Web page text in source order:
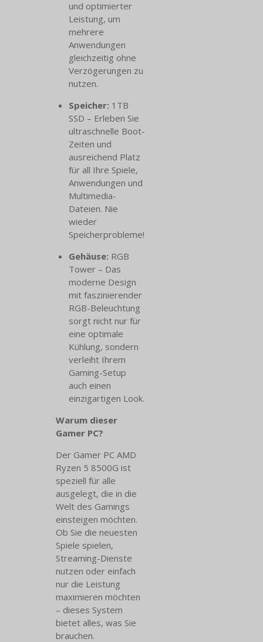
und optimierter
Leistung, um
mehrere
Anwendungen
gleichzeitig ohne
Verzögerungen zu
nutzen.
Speicher: 1TB
SSD – Erleben Sie
ultraschnelle Boot-
Zeiten und
ausreichend Platz
für all Ihre Spiele,
Anwendungen und
Multimedia-
Dateien. Nie
wieder
Speicherprobleme!
Gehäuse: RGB
Tower – Das
moderne Design
mit faszinierender
RGB-Beleuchtung
sorgt nicht nur für
eine optimale
Kühlung, sondern
verleiht Ihrem
Gaming-Setup
auch einen
einzigartigen Look.
Warum dieser
Gamer PC?
Der Gamer PC AMD
Ryzen 5 8500G ist
speziell für alle
ausgelegt, die in die
Welt des Gamings
einsteigen möchten.
Ob Sie die neuesten
Spiele spielen,
Streaming-Dienste
nutzen oder einfach
nur die Leistung
maximieren möchten
– dieses System
bietet alles, was Sie
brauchen.